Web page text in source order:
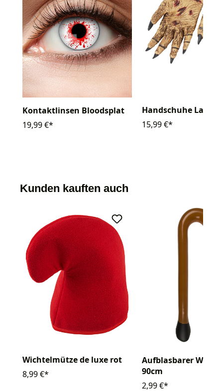
Kontaktlinsen Bloodsplat
19,99 €*
Handschuhe Latex
15,99 €*
Kunden kauften auch
Wichtelmütze de luxe rot
8,99 €*
Aufblasbarer
90cm
2,99 €*